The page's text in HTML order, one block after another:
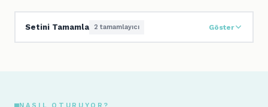
Setini Tamamla 2 tamamlayıcı Göster